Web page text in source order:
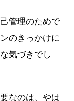
管理のためで
のきっかけに
気づきでし
なのは、やは